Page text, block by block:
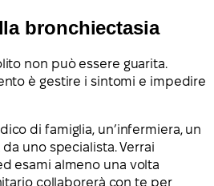
bronchiectasia
non può essere guarita.
è gestire i sintomi e impedire
di famiglia, un’infermiera, un
uno specialista. Verrai
esami almeno una volta
collaborerà con te per